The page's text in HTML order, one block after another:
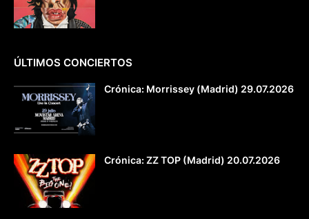
ÚLTIMOS CONCIERTOS
Crónica: Morrissey (Madrid) 29.07.2026
Crónica: ZZ TOP (Madrid) 20.07.2026